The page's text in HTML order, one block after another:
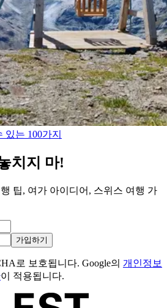
는 100가지
치지 마!
팁, 여가 아이디어, 스위스 여행 가
가입하기
로 보호됩니다. Google의 개인정보
이 적용됩니다.